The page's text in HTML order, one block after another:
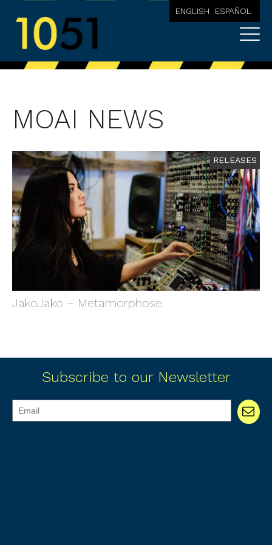
ENGLISH ESPAÑOL
MOAI NEWS
RELEASES
JakoJako – Metamorphose
Subscribe to our Newsletter